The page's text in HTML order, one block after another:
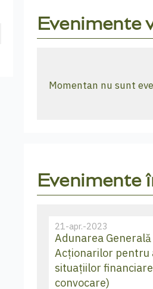
Evenimente
Momentan nu sunt
Evenimente
21-apr.-2023
Adunarea
Acționarilor pentru
situațiilor
convocare)